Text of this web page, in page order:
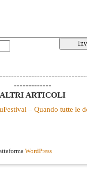
-------------
ALTRI ARTICOLI
– Quando tutte le
WordPress